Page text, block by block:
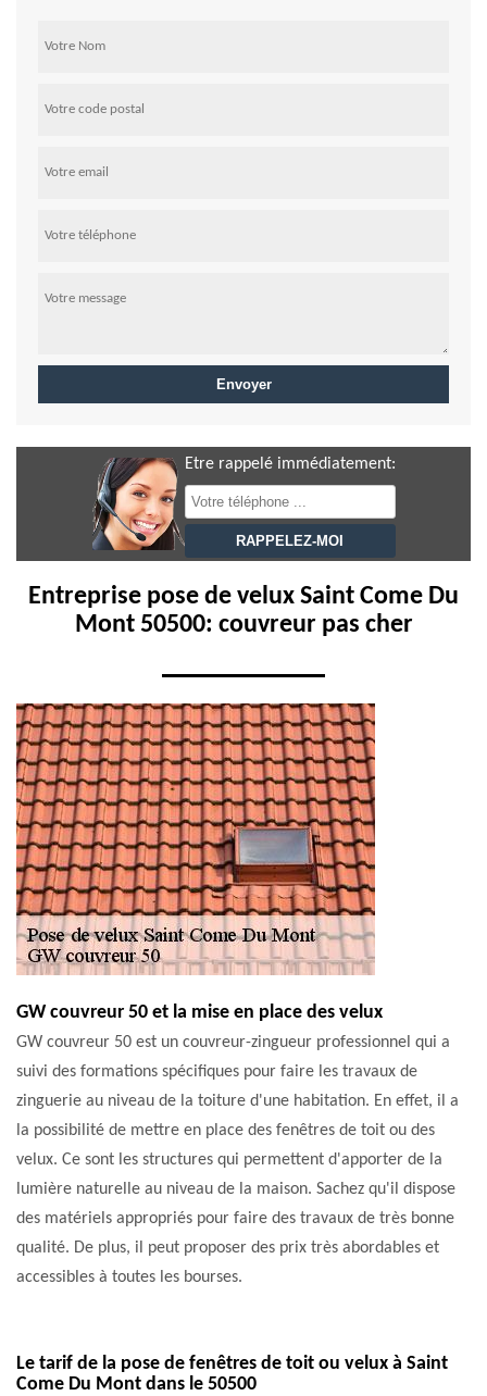
Etre rappelé immédiatement:
Entreprise pose de velux Saint Come Du
Mont 50500: couvreur pas cher
GW couvreur 50 et la mise en place des velux
GW couvreur 50 est un couvreur-zingueur professionnel qui a
suivi des formations spécifiques pour faire les travaux de
zinguerie au niveau de la toiture d'une habitation. En effet, il a
la possibilité de mettre en place des fenêtres de toit ou des
velux. Ce sont les structures qui permettent d'apporter de la
lumière naturelle au niveau de la maison. Sachez qu'il dispose
des matériels appropriés pour faire des travaux de très bonne
qualité. De plus, il peut proposer des prix très abordables et
accessibles à toutes les bourses.
Le tarif de la pose de fenêtres de toit ou velux à Saint
Come Du Mont dans le 50500